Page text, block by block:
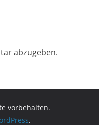
abzugeben.
vorbehalten.
.